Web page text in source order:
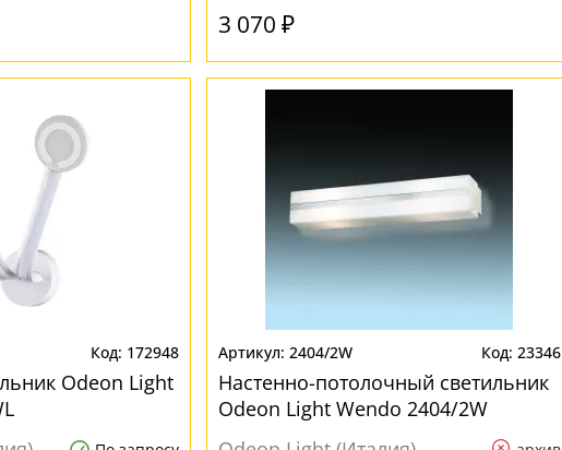
3 070 ₽
172948
Odeon Light
2404/2W 23346
Настенно-потолочный светильник
Odeon Light Wendo 2404/2W